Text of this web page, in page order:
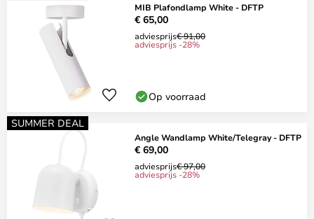
MIB Plafondlamp White - DFTP
€ 65,00
adviesprijs€ 91,00
adviesprijs -28%
Op voorraad
SUMMER DEAL
Angle Wandlamp White/Telegray - DFTP
€ 69,00
adviesprijs€ 97,00
adviesprijs -28%